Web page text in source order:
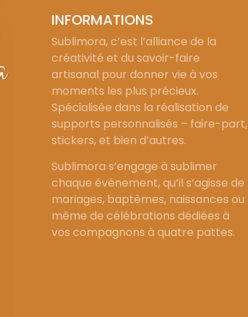
INFORMATIONS
Sublimora, c’est l’alliance de la
créativité et du savoir-faire
artisanal pour donner vie à vos
moments les plus précieux.
Spécialisée dans la réalisation de
supports personnalisés – faire-part,
stickers, et bien d’autres.
Sublimora s’engage à sublimer
chaque événement, qu’il s’agisse de
mariages, baptêmes, naissances ou
même de célébrations dédiées à
vos compagnons à quatre pattes.